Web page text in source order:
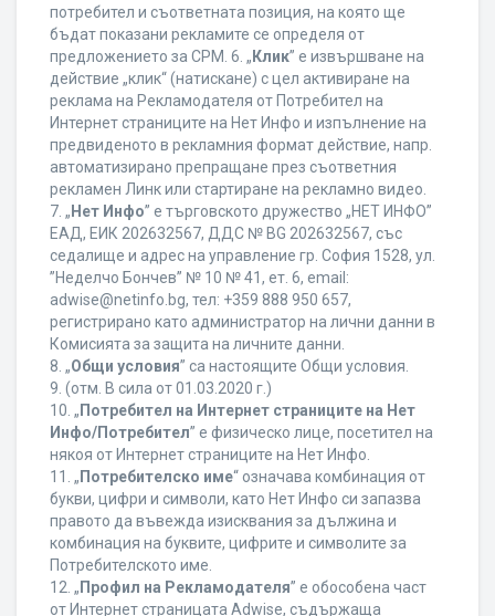
потребител и съответната позиция, на която ще
бъдат показани рекламите се определя от
предложението за CPM. 6. „ Клик” е извършване на
действие „клик“ (натискане) с цел активиране на
реклама на Рекламодателя от Потребител на
Интернет страниците на Нет Инфо и изпълнение на
предвиденото в рекламния формат действие, напр.
автоматизирано препращане през съответния
рекламен Линк или стартиране на рекламно видео.
7. „ Нет Инфо” е търговското дружество „НЕТ ИНФО”
ЕАД, ЕИК 202632567, ДДС № BG 202632567, със
седалище и адрес на управление гр. София 1528, ул.
”Неделчо Бончев” № 10 № 41, ет. 6, еmail:
adwise@netinfo.bg, тел: +359 888 950 657,
регистрирано като администратор на лични данни в
Комисията за защита на личните данни.
8. „Общи условия” са настоящите Общи условия.
9. (отм. В сила от 01.03.2020 г.)
10. „ Потребител на Интернет страниците на Нет
Инфо/Потребител” е физическо лице, посетител на
някоя от Интернет страниците на Нет Инфо.
11. „ Потребителско име“ означава комбинация от
букви, цифри и символи, като Нет Инфо си запазва
правото да въвежда изисквания за дължина и
комбинация на буквите, цифрите и символите за
Потребителското име.
12. „ Профил на Рекламодателя” е обособена част
от Интернет страницата Adwise, съдържаща